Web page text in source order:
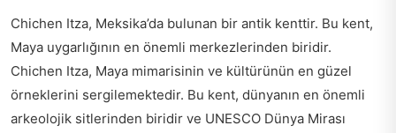
Chichen Itza, Meksika’da bulunan bir antik kenttir. Bu kent,
Maya uygarlığının en önemli merkezlerinden biridir.
Chichen Itza, Maya mimarisinin ve kültürünün en güzel
örneklerini sergilemektedir. Bu kent, dünyanın en önemli
arkeolojik sitlerinden biridir ve UNESCO Dünya Mirası